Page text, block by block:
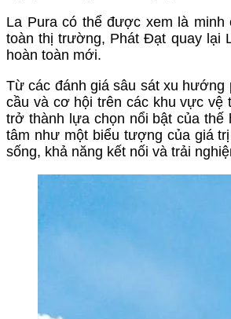
La Pura có thể được xem là
toàn thị trường, Phát Đạt quay lại
hoàn toàn mới.
Từ các đánh giá sâu sát xu hướng
cầu và cơ hội trên các khu vực vệ
trở thành lựa chọn nổi bật của
tâm như một biểu tượng của giá
sống, khả năng kết nối và trải